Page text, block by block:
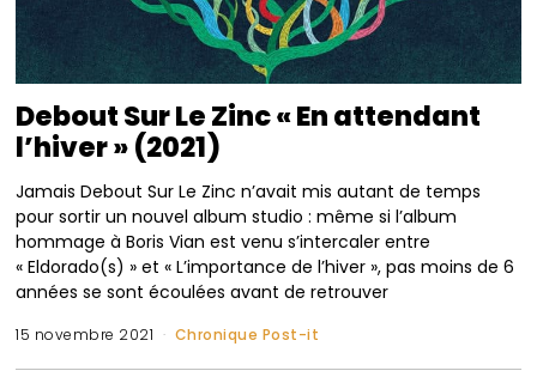
Debout Sur Le Zinc « En attendant
l’hiver » (2021)
Jamais Debout Sur Le Zinc n’avait mis autant de temps
pour sortir un nouvel album studio : même si l’album
hommage à Boris Vian est venu s’intercaler entre
« Eldorado(s) » et « L’importance de l’hiver », pas moins de 6
années se sont écoulées avant de retrouver
15 novembre 2021 Chronique Post-it